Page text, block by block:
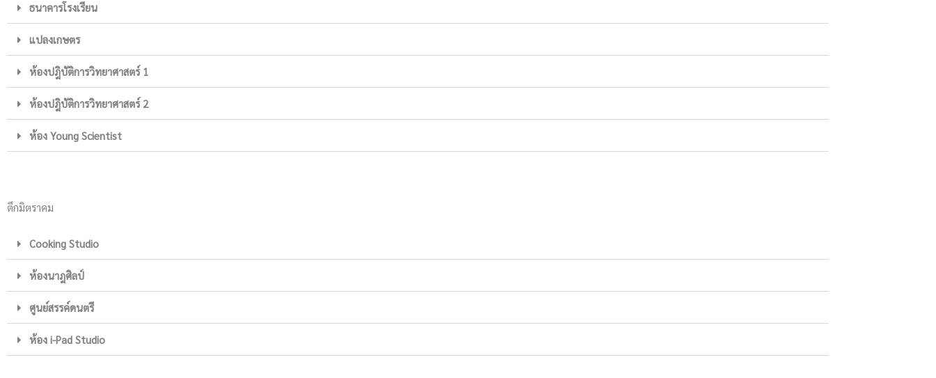
ธนาคารโรงเรียน
แปลงเกษตร
ห้องปฎิบัติการวิทยาศาสตร์ 1
ห้องปฎิบัติการวิทยาศาสตร์ 2
ห้อง Young Scientist
ตึกมิตราคม
Cooking Studio
ห้องนาฎศิลป์
ศูนย์สรรค์ดนตรี
ห้อง i-Pad Studio